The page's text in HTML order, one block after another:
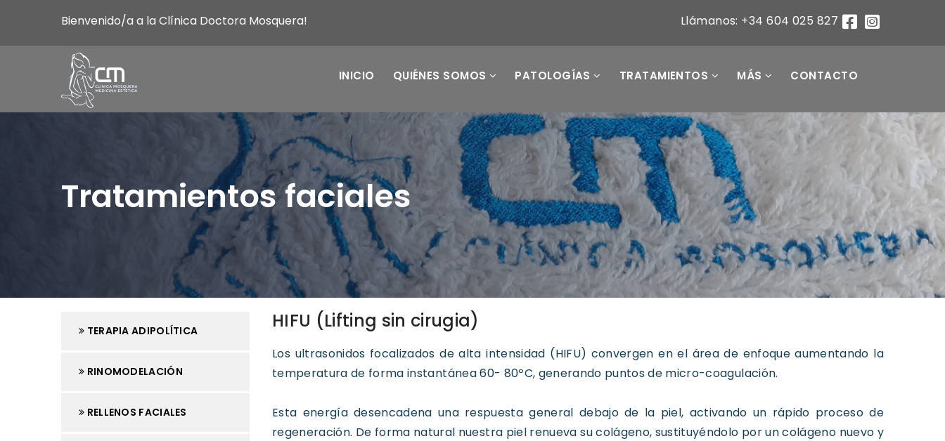
Bienvenido/a a la Clínica Doctora Mosquera! Llámanos: +34 604 025 827
INICIO QUIÉNES SOMOS PATOLOGÍAS TRATAMIENTOS MÁS CONTACTO
Tratamientos faciales
TERAPIA ADIPOLÍTICA
RINOMODELACIÓN
RELLENOS FACIALES
HIFU (Lifting sin cirugia)
Los ultrasonidos focalizados de alta intensidad (HIFU) convergen en el área de enfoque aumentando la
temperatura de forma instantánea 60- 80ºC, generando puntos de micro-coagulación.
Esta energía desencadena una respuesta general debajo de la piel, activando un rápido proceso de
regeneración. De forma natural nuestra piel renueva su colágeno, sustituyéndolo por un colágeno nuevo y